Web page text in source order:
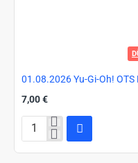
01.08.2026 Yu-Gi-Oh! OTS
7,00 €
01.08.2026